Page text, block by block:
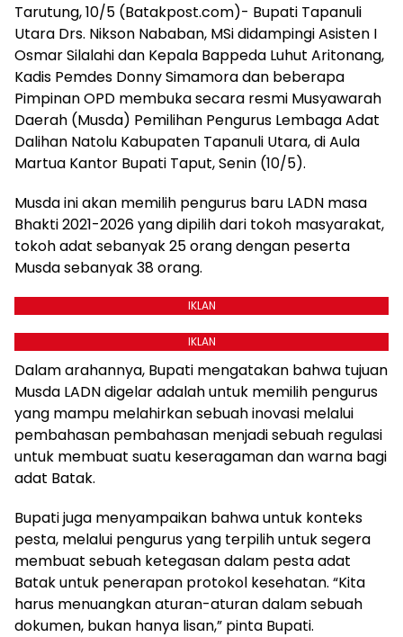
Tarutung, 10/5 (Batakpost.com)- Bupati Tapanuli
Utara Drs. Nikson Nababan, MSi didampingi Asisten I
Osmar Silalahi dan Kepala Bappeda Luhut Aritonang,
Kadis Pemdes Donny Simamora dan beberapa
Pimpinan OPD membuka secara resmi Musyawarah
Daerah (Musda) Pemilihan Pengurus Lembaga Adat
Dalihan Natolu Kabupaten Tapanuli Utara, di Aula
Martua Kantor Bupati Taput, Senin (10/5).
Musda ini akan memilih pengurus baru LADN masa
Bhakti 2021-2026 yang dipilih dari tokoh masyarakat,
tokoh adat sebanyak 25 orang dengan peserta
Musda sebanyak 38 orang.
IKLAN
IKLAN
Dalam arahannya, Bupati mengatakan bahwa tujuan
Musda LADN digelar adalah untuk memilih pengurus
yang mampu melahirkan sebuah inovasi melalui
pembahasan pembahasan menjadi sebuah regulasi
untuk membuat suatu keseragaman dan warna bagi
adat Batak.
Bupati juga menyampaikan bahwa untuk konteks
pesta, melalui pengurus yang terpilih untuk segera
membuat sebuah ketegasan dalam pesta adat
Batak untuk penerapan protokol kesehatan. “Kita
harus menuangkan aturan-aturan dalam sebuah
dokumen, bukan hanya lisan,” pinta Bupati.